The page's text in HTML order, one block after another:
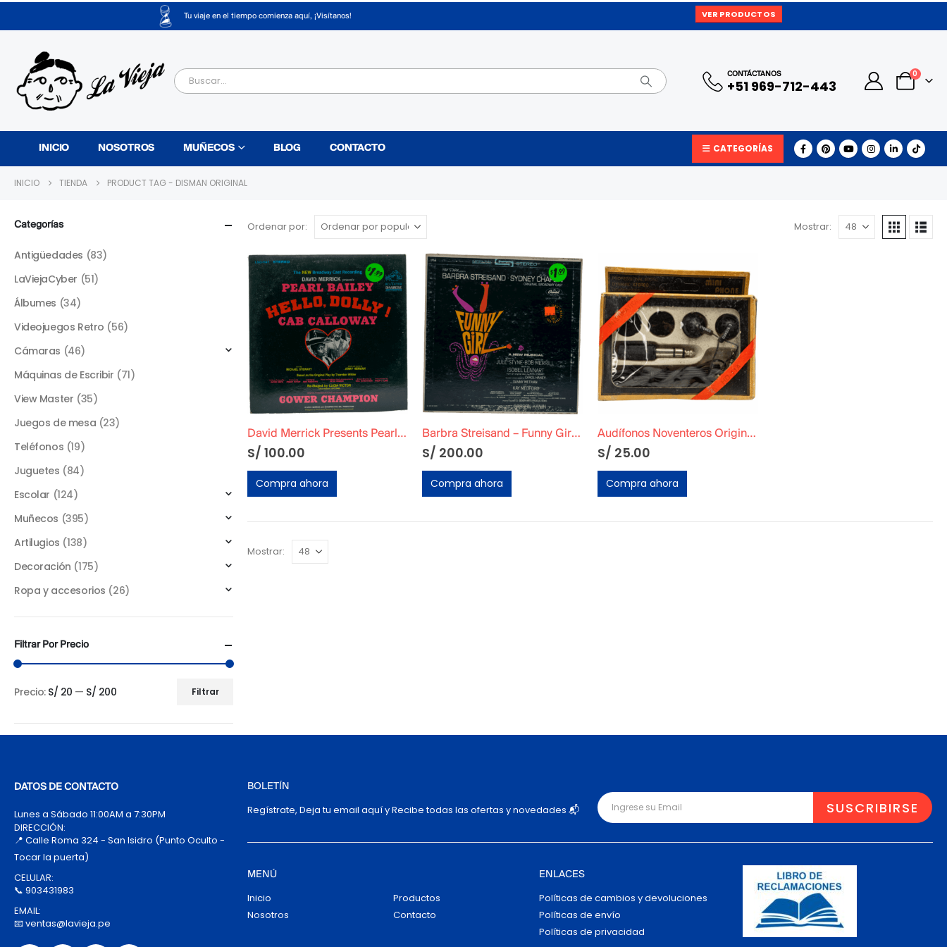
Tu viaje en el tiempo comienza aquí, ¡Visítanos! VER PRODUCTOS
CONTÁCTANOS
+51 969-712-443
0
INICIO NOSOTROS MUÑECOS BLOG CONTACTO CATEGORÍAS
INICIO TIENDA PRODUCT TAG - DISMAN ORIGINAL
Ordenar por: Mostrar:
David Merrick Presents Pearl Bailey – Hello, Dolly! – The New Broadway Cast Recording Vinilo
S/ 100.00
Compra ahora
Barbra Streisand – Funny Girl (Original Broadway Cast) Vinilo
S/ 200.00
Compra ahora
Audífonos Noventeros Originales
S/ 25.00
Compra ahora
Mostrar:
Categorías
Antigüedades (83)
LaViejaCyber (51)
Álbumes (34)
Videojuegos Retro (56)
Cámaras (46)
Máquinas de Escribir (71)
View Master (35)
Juegos de mesa (23)
Teléfonos (19)
Juguetes (84)
Escolar (124)
Muñecos (395)
Artilugios (138)
Decoración (175)
Ropa y accesorios (26)
Filtrar Por Precio
mínimo
máximo
Filtrar
Precio: S/ 20 — S/ 200
DATOS DE CONTACTO
Lunes a Sábado 11:00AM a 7:30PM
DIRECCIÓN:
📍 Calle Roma 324 - San Isidro (Punto Oculto -
Tocar la puerta)
CELULAR:
📞 903431983
EMAIL:
📧 ventas@lavieja.pe
BOLETÍN
Regístrate, Deja tu email aquí y Recibe todas las ofertas y novedades 📬
MENÚ
Inicio
Nosotros
Productos
Contacto
ENLACES
Políticas de cambios y devoluciones
Políticas de envío
Políticas de privacidad